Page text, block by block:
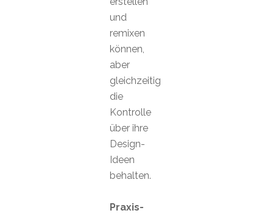
und
remixen
können,
aber
gleichzeitig
die
Kontrolle
über ihre
Design-
Ideen
behalten.
Praxis-